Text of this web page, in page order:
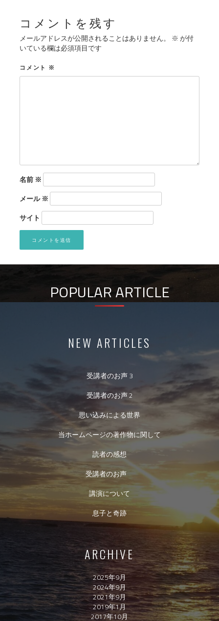
コメントを残す
メールアドレスが公開されることはありません。 ※ が付
いている欄は必須項目です
コメント ※
名前 ※
メール※
サイト
POPULAR ARTICLE
NEW ARTICLES
受講者のお声 3
受講者のお声 2
思い込みによる世界
当ホームページの著作物に関して
読者の感想
受講者のお声
講演について
息子と奇跡
ARCHIVE
2025年9月
2024年9月
2021年9月
2019年1月
2017年10月